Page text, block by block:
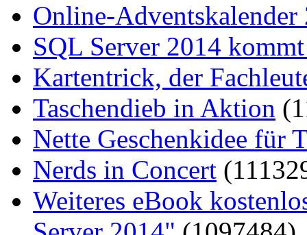
Online-Adventskalender
SQL Server 2014
Kartentrick, der
Taschendieb in Aktion
Nette Geschenkidee für
Nerds in Concert
Weiteres eBook